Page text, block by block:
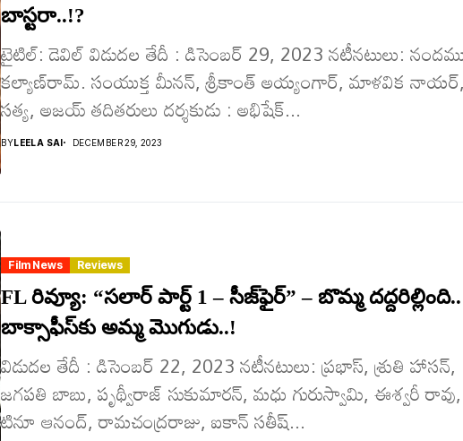
బాస్టరా..!?
టైటిల్‌: డెవిల్ విడుదల తేదీ : డిసెంబర్ 29, 2023 నటీనటులు:
క‌ల్యాణ్‌రామ్. సంయుక్త మీనన్, శ్రీకాంత్ అయ్యంగార్, మాళవిక
సత్య, అజయ్ తదితరులు దర్శకుడు : అభిషేక్‌...
BYLEELA SAI DECEMBER 29, 2023
Film News Reviews
FL రివ్యూ: “సలార్ పార్ట్‌ 1 – సీజ్‌ఫైర్‌” – బొమ్మ దద్దరిల్లింది..
బాక్సాఫీస్‌కు అమ్మ మొగుడు..!
విడుదల తేదీ : డిసెంబర్ 22, 2023 నటీనటులు: ప్రభాస్, శ్రుతి హాసన్,
జగపతి బాబు, పృథ్వీరాజ్ సుకుమారన్, మధు గురుస్వామి, ఈశ్వరీ రావు,
టినూ ఆనంద్, రామచంద్రరాజు, ఐకాన్ సతీష్...